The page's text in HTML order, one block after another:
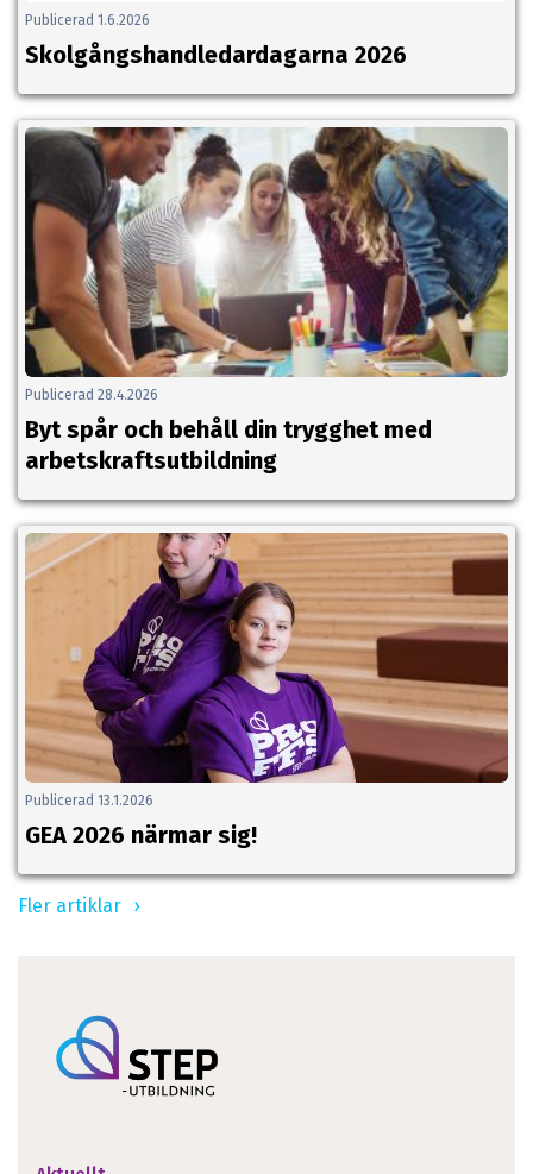
Publicerad 1.6.2026
Skolgångshandledardagarna 2026
Publicerad 28.4.2026
Byt spår och behåll din trygghet med
arbetskraftsutbildning
Publicerad 13.1.2026
GEA 2026 närmar sig!
Fler artiklar